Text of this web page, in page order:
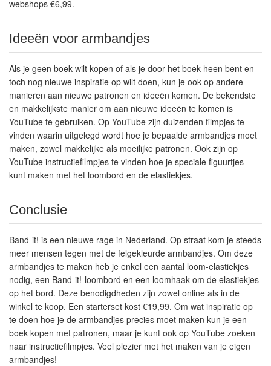
webshops €6,99.
Ideeën voor armbandjes
Als je geen boek wilt kopen of als je door het boek heen bent en
toch nog nieuwe inspiratie op wilt doen, kun je ook op andere
manieren aan nieuwe patronen en ideeën komen. De bekendste
en makkelijkste manier om aan nieuwe ideeën te komen is
YouTube te gebruiken. Op YouTube zijn duizenden filmpjes te
vinden waarin uitgelegd wordt hoe je bepaalde armbandjes moet
maken, zowel makkelijke als moeilijke patronen. Ook zijn op
YouTube instructiefilmpjes te vinden hoe je speciale figuurtjes
kunt maken met het loombord en de elastiekjes.
Conclusie
Band-it! is een nieuwe rage in Nederland. Op straat kom je steeds
meer mensen tegen met de felgekleurde armbandjes. Om deze
armbandjes te maken heb je enkel een aantal loom-elastiekjes
nodig, een Band-it!-loombord en een loomhaak om de elastiekjes
op het bord. Deze benodigdheden zijn zowel online als in de
winkel te koop. Een starterset kost €19,99. Om wat inspiratie op
te doen hoe je de armbandjes precies moet maken kun je een
boek kopen met patronen, maar je kunt ook op YouTube zoeken
naar instructiefilmpjes. Veel plezier met het maken van je eigen
armbandjes!